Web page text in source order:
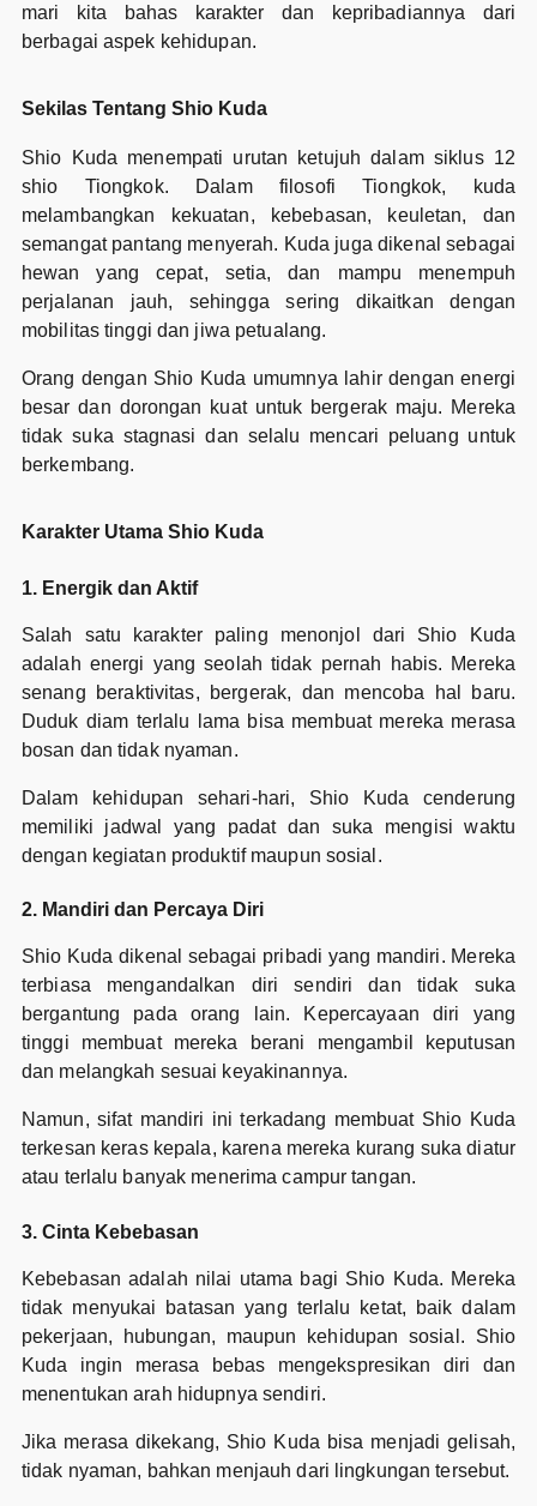
mari kita bahas karakter dan kepribadiannya dari
berbagai aspek kehidupan.
Sekilas Tentang Shio Kuda
Shio Kuda menempati urutan ketujuh dalam siklus 12
shio Tiongkok. Dalam filosofi Tiongkok, kuda
melambangkan kekuatan, kebebasan, keuletan, dan
semangat pantang menyerah. Kuda juga dikenal sebagai
hewan yang cepat, setia, dan mampu menempuh
perjalanan jauh, sehingga sering dikaitkan dengan
mobilitas tinggi dan jiwa petualang.
Orang dengan Shio Kuda umumnya lahir dengan energi
besar dan dorongan kuat untuk bergerak maju. Mereka
tidak suka stagnasi dan selalu mencari peluang untuk
berkembang.
Karakter Utama Shio Kuda
1. Energik dan Aktif
Salah satu karakter paling menonjol dari Shio Kuda
adalah energi yang seolah tidak pernah habis. Mereka
senang beraktivitas, bergerak, dan mencoba hal baru.
Duduk diam terlalu lama bisa membuat mereka merasa
bosan dan tidak nyaman.
Dalam kehidupan sehari-hari, Shio Kuda cenderung
memiliki jadwal yang padat dan suka mengisi waktu
dengan kegiatan produktif maupun sosial.
2. Mandiri dan Percaya Diri
Shio Kuda dikenal sebagai pribadi yang mandiri. Mereka
terbiasa mengandalkan diri sendiri dan tidak suka
bergantung pada orang lain. Kepercayaan diri yang
tinggi membuat mereka berani mengambil keputusan
dan melangkah sesuai keyakinannya.
Namun, sifat mandiri ini terkadang membuat Shio Kuda
terkesan keras kepala, karena mereka kurang suka diatur
atau terlalu banyak menerima campur tangan.
3. Cinta Kebebasan
Kebebasan adalah nilai utama bagi Shio Kuda. Mereka
tidak menyukai batasan yang terlalu ketat, baik dalam
pekerjaan, hubungan, maupun kehidupan sosial. Shio
Kuda ingin merasa bebas mengekspresikan diri dan
menentukan arah hidupnya sendiri.
Jika merasa dikekang, Shio Kuda bisa menjadi gelisah,
tidak nyaman, bahkan menjauh dari lingkungan tersebut.